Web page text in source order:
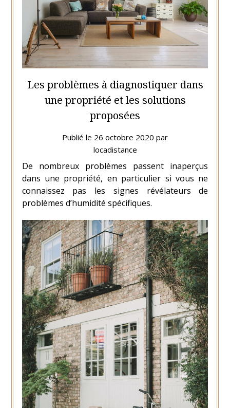
Les problèmes à diagnostiquer dans
une propriété et les solutions
proposées
Publié le 26 octobre 2020 par
locadistance
De nombreux problèmes passent inaperçus
dans une propriété, en particulier si vous ne
connaissez pas les signes révélateurs de
problèmes d’humidité spécifiques.